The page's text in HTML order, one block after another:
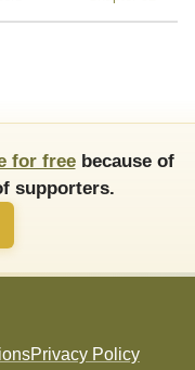
for freebecause of
supporters.
Privacy Policy